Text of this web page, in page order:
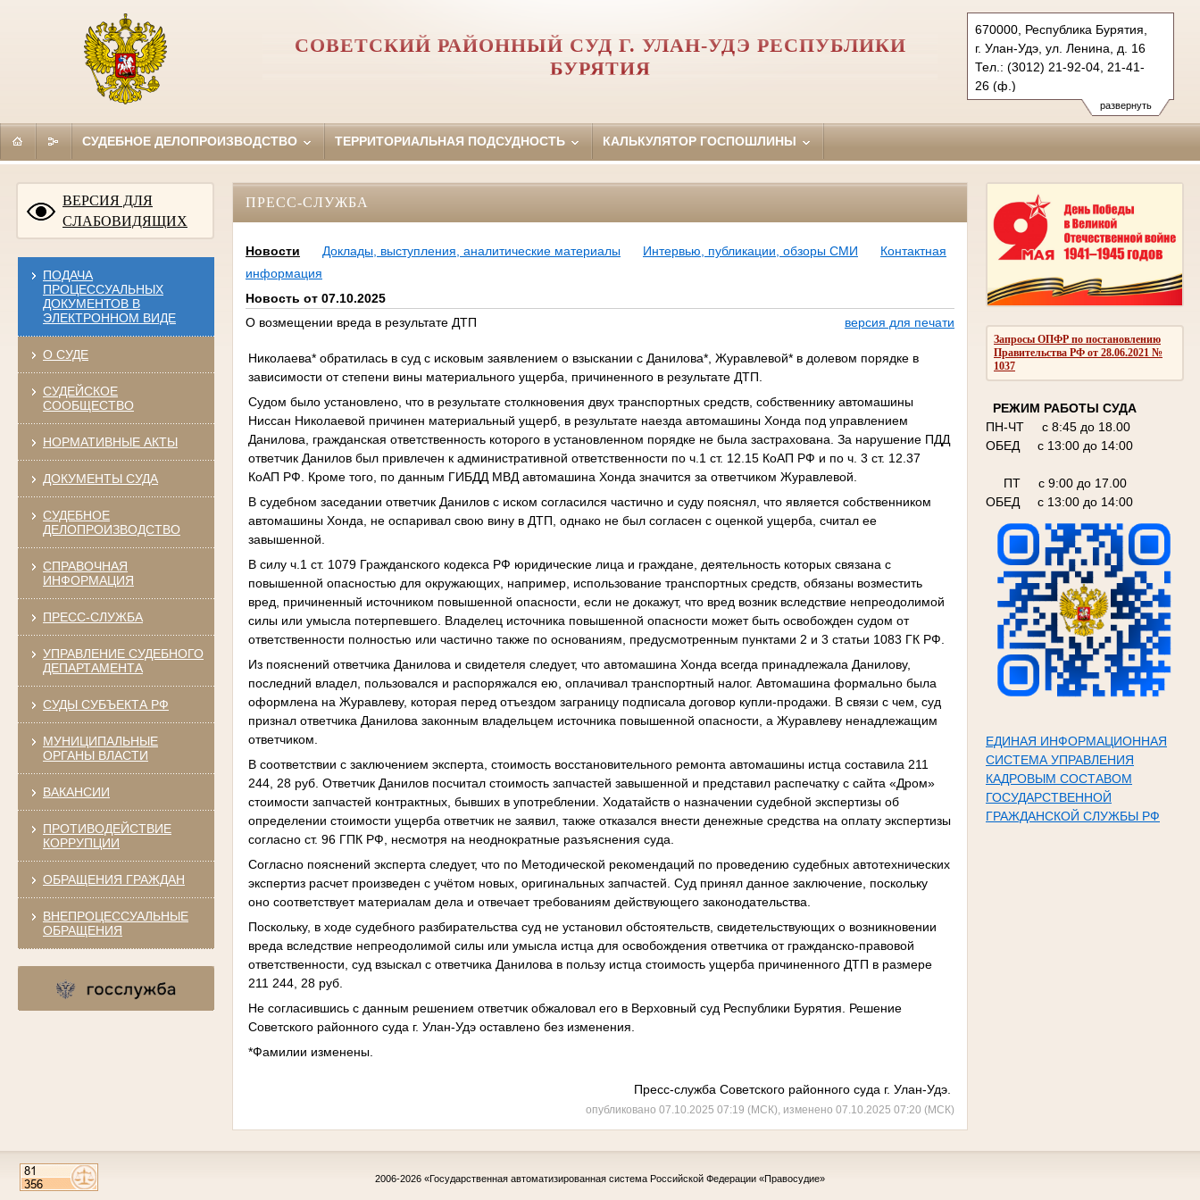
развернуть
670000, Республика Бурятия,
г. Улан-Удэ, ул. Ленина, д. 16
Тел.: (3012) 21-92-04, 21-41-
26 (ф.)
sovetsky.bur@sudrf.ru
схема проезда
СОВЕТСКИЙ РАЙОННЫЙ СУД Г. УЛАН-УДЭ РЕСПУБЛИКИ
БУРЯТИЯ
СУДЕБНОЕ ДЕЛОПРОИЗВОДСТВО ТЕРРИТОРИАЛЬНАЯ ПОДСУДНОСТЬ КАЛЬКУЛЯТОР ГОСПОШЛИНЫ
ВЕРСИЯ ДЛЯ
СЛАБОВИДЯЩИХ
ПОДАЧА
ПРОЦЕССУАЛЬНЫХ
ДОКУМЕНТОВ В
ЭЛЕКТРОННОМ ВИДЕ
О СУДЕ
СУДЕЙСКОЕ
СООБЩЕСТВО
НОРМАТИВНЫЕ АКТЫ
ДОКУМЕНТЫ СУДА
СУДЕБНОЕ
ДЕЛОПРОИЗВОДСТВО
СПРАВОЧНАЯ
ИНФОРМАЦИЯ
ПРЕСС-СЛУЖБА
УПРАВЛЕНИЕ СУДЕБНОГО
ДЕПАРТАМЕНТА
СУДЫ СУБЪЕКТА РФ
МУНИЦИПАЛЬНЫЕ
ОРГАНЫ ВЛАСТИ
ВАКАНСИИ
ПРОТИВОДЕЙСТВИЕ
КОРРУПЦИИ
ОБРАЩЕНИЯ ГРАЖДАН
ВНЕПРОЦЕССУАЛЬНЫЕ
ОБРАЩЕНИЯ
Запросы ОПФР по постановлению
Правительства РФ от 28.06.2021 №
1037
РЕЖИМ РАБОТЫ СУДА
ПН-ЧТ с 8:45 до 18.00
ОБЕД с 13:00 до 14:00
ПТ с 9:00 до 17.00
ОБЕД с 13:00 до 14:00
ЕДИНАЯ ИНФОРМАЦИОННАЯ
СИСТЕМА УПРАВЛЕНИЯ
КАДРОВЫМ СОСТАВОМ
ГОСУДАРСТВЕННОЙ
ГРАЖДАНСКОЙ СЛУЖБЫ РФ
ПРЕСС-СЛУЖБА
Новости Доклады, выступления, аналитические материалы Интервью, публикации, обзоры СМИ
Контактная
информация
Новость от 07.10.2025
О возмещении вреда в результате ДТП
версия для печати
Николаева* обратилась в суд с исковым заявлением о взыскании с Данилова*, Журавлевой* в долевом порядке в
зависимости от степени вины материального ущерба, причиненного в результате ДТП.
Судом было установлено, что в результате столкновения двух транспортных средств, собственнику автомашины
Ниссан Николаевой причинен материальный ущерб, в результате наезда автомашины Хонда под управлением
Данилова, гражданская ответственность которого в установленном порядке не была застрахована. За нарушение ПДД
ответчик Данилов был привлечен к административной ответственности по ч.1 ст. 12.15 КоАП РФ и по ч. 3 ст. 12.37
КоАП РФ. Кроме того, по данным ГИБДД МВД автомашина Хонда значится за ответчиком Журавлевой.
В судебном заседании ответчик Данилов с иском согласился частично и суду пояснял, что является собственником
автомашины Хонда, не оспаривал свою вину в ДТП, однако не был согласен с оценкой ущерба, считал ее
завышенной.
В силу ч.1 ст. 1079 Гражданского кодекса РФ юридические лица и граждане, деятельность которых связана с
повышенной опасностью для окружающих, например, использование транспортных средств, обязаны возместить
вред, причиненный источником повышенной опасности, если не докажут, что вред возник вследствие непреодолимой
силы или умысла потерпевшего. Владелец источника повышенной опасности может быть освобожден судом от
ответственности полностью или частично также по основаниям, предусмотренным пунктами 2 и 3 статьи 1083 ГК РФ.
Из пояснений ответчика Данилова и свидетеля следует, что автомашина Хонда всегда принадлежала Данилову,
последний владел, пользовался и распоряжался ею, оплачивал транспортный налог. Автомашина формально была
оформлена на Журавлеву, которая перед отъездом заграницу подписала договор купли-продажи. В связи с чем, суд
признал ответчика Данилова законным владельцем источника повышенной опасности, а Журавлеву ненадлежащим
ответчиком.
В соответствии с заключением эксперта, стоимость восстановительного ремонта автомашины истца составила 211
244, 28 руб. Ответчик Данилов посчитал стоимость запчастей завышенной и представил распечатку с сайта «Дром»
стоимости запчастей контрактных, бывших в употреблении. Ходатайств о назначении судебной экспертизы об
определении стоимости ущерба ответчик не заявил, также отказался внести денежные средства на оплату экспертизы
согласно ст. 96 ГПК РФ, несмотря на неоднократные разъяснения суда.
Согласно пояснений эксперта следует, что по Методической рекомендаций по проведению судебных автотехнических
экспертиз расчет произведен с учётом новых, оригинальных запчастей. Суд принял данное заключение, поскольку
оно соответствует материалам дела и отвечает требованиям действующего законодательства.
Поскольку, в ходе судебного разбирательства суд не установил обстоятельств, свидетельствующих о возникновении
вреда вследствие непреодолимой силы или умысла истца для освобождения ответчика от гражданско-правовой
ответственности, суд взыскал с ответчика Данилова в пользу истца стоимость ущерба причиненного ДТП в размере
211 244, 28 руб.
Не согласившись с данным решением ответчик обжаловал его в Верховный суд Республики Бурятия. Решение
Советского районного суда г. Улан-Удэ оставлено без изменения.
*Фамилии изменены.
Пресс-служба Советского районного суда г. Улан-Удэ.
опубликовано 07.10.2025 07:19 (МСК), изменено 07.10.2025 07:20 (МСК)
2006-2026 «Государственная автоматизированная система Российской Федерации «Правосудие»